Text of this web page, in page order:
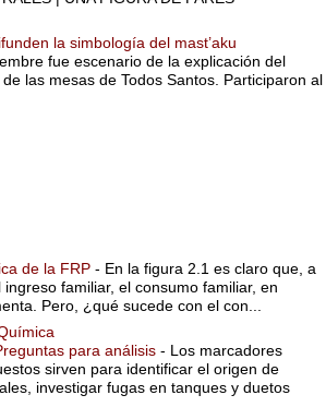
la simbología del mast’aku
fue escenario de la explicación del
las mesas de Todos Santos. Participaron al
de la FRP - En la figura 2.1 es claro que, a
familiar, el consumo familiar, en
Pero, ¿qué sucede con el con...
para análisis - Los marcadores
sirven para identificar el origen de
investigar fugas en tanques y duetos